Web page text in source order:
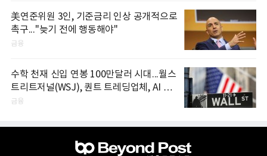
美연준위원 3인, 기준금리 인상 공개적으로
촉구..."늦기 전에 행동해야"
금융
수학 천재 신입 연봉 100만달러 시대...월스
트리트저널(WSJ), 퀀트 트레딩업체, AI 기
업들 인재 확보 경쟁
금융